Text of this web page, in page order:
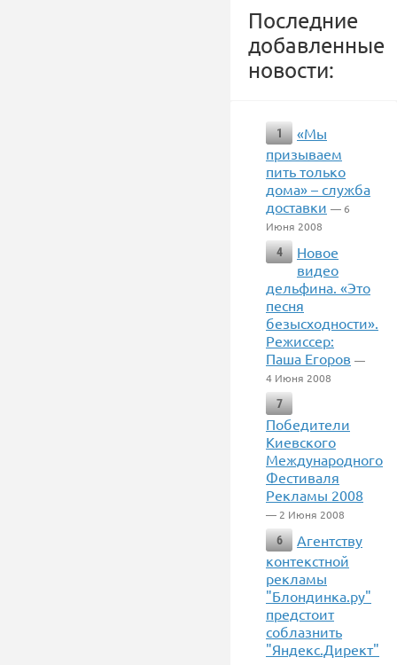
Последние
добавленные
новости:
1
«Мы
призываем
пить только
дома» – служба
доставки — 6
Июня 2008
4
Новое
видео
дельфина. «Это
песня
безысходности».
Режиссер:
Паша Егоров —
4 Июня 2008
7
Победители
Киевского
Международного
Фестиваля
Рекламы 2008
— 2 Июня 2008
6
Агентству
контекстной
рекламы
"Блондинка.ру"
предстоит
соблазнить
"Яндекс.Директ"